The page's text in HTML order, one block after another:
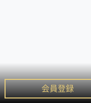
会員登録